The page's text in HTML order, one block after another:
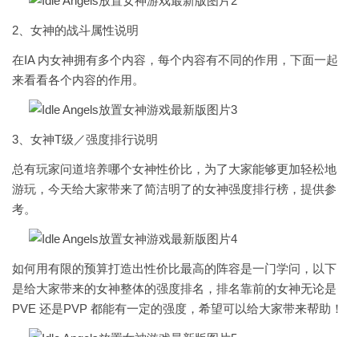
2、女神的战斗属性说明
在IA 内女神拥有多个内容，每个内容有不同的作用，下面一起
来看看各个内容的作用。
3、女神T级／强度排行说明
总有玩家问道培养哪个女神性价比，为了大家能够更加轻松地
游玩，今天给大家带来了简洁明了的女神强度排行榜，提供参
考。
如何用有限的预算打造出性价比最高的阵容是一门学问，以下
是给大家带来的女神整体的强度排名，排名靠前的女神无论是
PVE 还是PVP 都能有一定的强度，希望可以给大家带来帮助！